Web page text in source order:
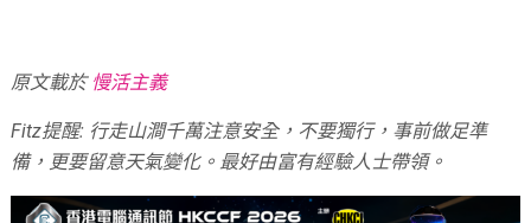
原文載於 慢活主義
Fitz提醒: 行走山澗千萬注意安全，不要獨行，事前做足準
備，更要留意天氣變化。最好由富有經驗人士帶領。